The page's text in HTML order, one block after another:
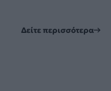
Δείτε περισσότερα